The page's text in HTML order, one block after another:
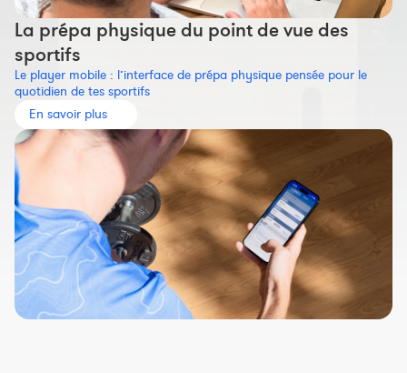
La prépa physique du point de vue des
sportifs
Le player mobile : l’interface de prépa physique pensée pour le
quotidien de tes sportifs
En savoir plus